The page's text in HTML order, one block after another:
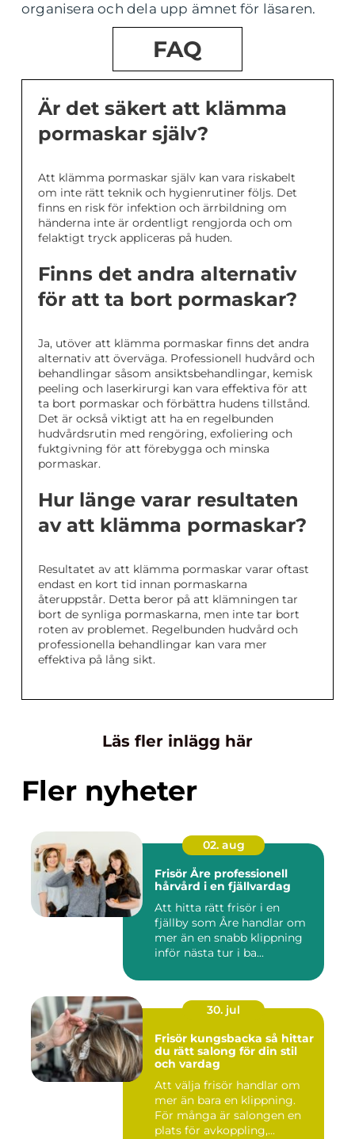
organisera och dela upp ämnet för läsaren.
FAQ
Är det säkert att klämma
pormaskar själv?
Att klämma pormaskar själv kan vara riskabelt
om inte rätt teknik och hygienrutiner följs. Det
finns en risk för infektion och ärrbildning om
händerna inte är ordentligt rengjorda och om
felaktigt tryck appliceras på huden.
Finns det andra alternativ
för att ta bort pormaskar?
Ja, utöver att klämma pormaskar finns det andra
alternativ att överväga. Professionell hudvård och
behandlingar såsom ansiktsbehandlingar, kemisk
peeling och laserkirurgi kan vara effektiva för att
ta bort pormaskar och förbättra hudens tillstånd.
Det är också viktigt att ha en regelbunden
hudvårdsrutin med rengöring, exfoliering och
fuktgivning för att förebygga och minska
pormaskar.
Hur länge varar resultaten
av att klämma pormaskar?
Resultatet av att klämma pormaskar varar oftast
endast en kort tid innan pormaskarna
återuppstår. Detta beror på att klämningen tar
bort de synliga pormaskarna, men inte tar bort
roten av problemet. Regelbunden hudvård och
professionella behandlingar kan vara mer
effektiva på lång sikt.
Läs fler inlägg här
Fler nyheter
02. aug
Frisör Åre professionell
hårvård i en fjällvardag
Att hitta rätt frisör i en
fjällby som Åre handlar om
mer än en snabb klippning
inför nästa tur i ba...
30. jul
Frisör kungsbacka så hittar
du rätt salong för din stil
och vardag
Att välja frisör handlar om
mer än bara en klippning.
För många är salongen en
plats för avkoppling,...